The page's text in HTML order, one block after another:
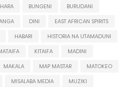
BUNGENI
BURUDANI
DINI
EAST AFRICAN SPIRITS
HABARI
HISTORIA NA UTAMADUNI
KITAIFA
MADINI
MAKALA MAP MASTAR
MATOKEO
MISALABA MEDIA
MUZIKI